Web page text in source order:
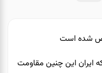
شده است
ایران این چنین مقاومت